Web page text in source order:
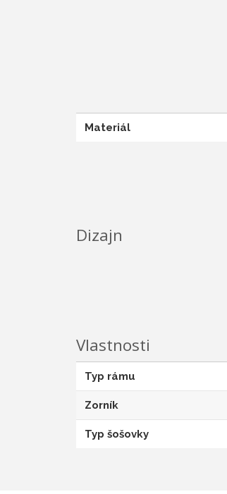
Materiál
Dizajn
Vlastnosti
Typ rámu
Zorník
Typ šošovky